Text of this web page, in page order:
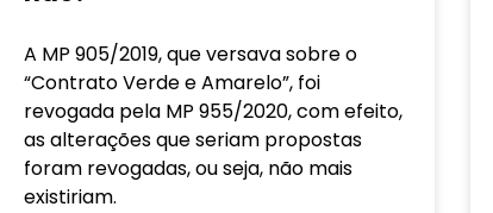
A MP 905/2019, que versava sobre o
“Contrato Verde e Amarelo”, foi
revogada pela MP 955/2020, com efeito,
as alterações que seriam propostas
foram revogadas, ou seja, não mais
existiriam.